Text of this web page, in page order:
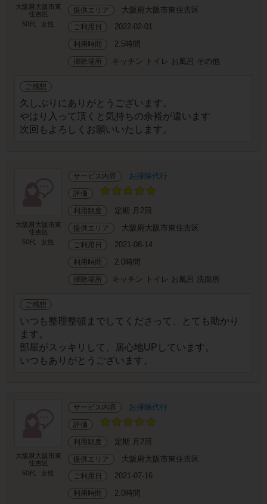
大阪府大阪市東
住吉区
50代
女性
提供エリア 大阪府大阪市東住吉区
ご利用日 2022-02-01
利用時間 2.5時間
掃除場所 キッチン トイレ お風呂 その他
ご感想
久しぶりにありがとうございます。
やはり入って頂くと気持ちの余裕が違います
次回もよろしくお願いいたします。
大阪府大阪市東
住吉区
50代
女性
サービス内容 お掃除代行
評価
利用頻度 定期 月2回
提供エリア 大阪府大阪市東住吉区
ご利用日 2021-08-14
利用時間 2.0時間
掃除場所 キッチン トイレ お風呂 洗面所
ご感想
いつも整理整頓までしてくださって、とても助かり
ます。
部屋がスッキリして、居心地UPしています。
いつもありがとうございます。
大阪府大阪市東
住吉区
50代
女性
サービス内容 お掃除代行
評価
利用頻度 定期 月2回
提供エリア 大阪府大阪市東住吉区
ご利用日 2021-07-16
利用時間 2.0時間